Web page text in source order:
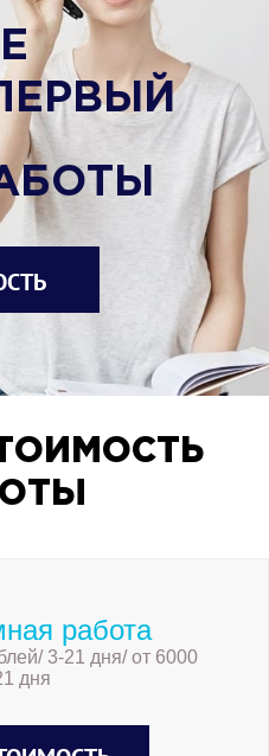
работа
3-21 дня/ от 6000
дня